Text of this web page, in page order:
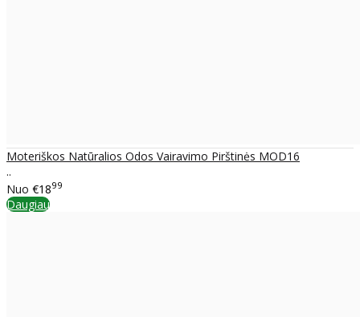
Moteriškos Natūralios Odos Vairavimo Pirštinės MOD16
..
Nuo €1899
Daugiau